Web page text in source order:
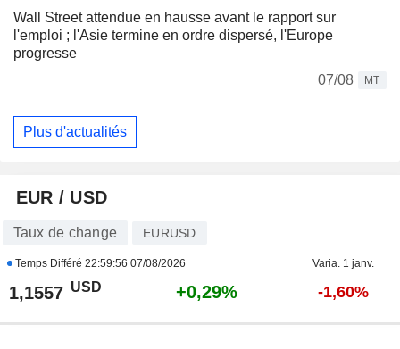
Wall Street attendue en hausse avant le rapport sur
l'emploi ; l'Asie termine en ordre dispersé, l'Europe
progresse
07/08
MT
Plus d'actualités
EUR / USD
Taux de change EURUSD
Temps Différé 22:59:56 07/08/2026 Varia. 1 janv.
1,1557 USD +0,29% -1,60%